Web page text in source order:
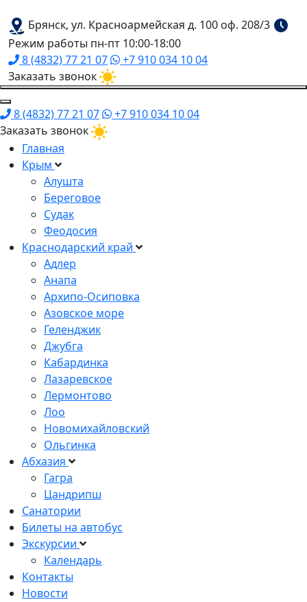
Брянск, ул. Красноармейская д. 100 оф. 208/3
Режим работы пн-пт 10:00-18:00
8 (4832) 77 21 07
+7 910 034 10 04
Заказать звонок
8 (4832) 77 21 07
+7 910 034 10 04
Заказать звонок
Главная
Крым
Алушта
Береговое
Судак
Феодосия
Краснодарский край
Адлер
Анапа
Архипо-Осиповка
Азовское море
Геленджик
Джубга
Кабардинка
Лазаревское
Лермонтово
Лоо
Новомихайловский
Ольгинка
Абхазия
Гагра
Цандрипш
Санатории
Билеты на автобус
Экскурсии
Календарь
Контакты
Новости